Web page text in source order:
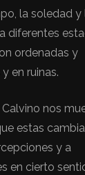
la soledad y
diferentes
ordenadas y
en ruinas.
nos
estas
y a
en cierto